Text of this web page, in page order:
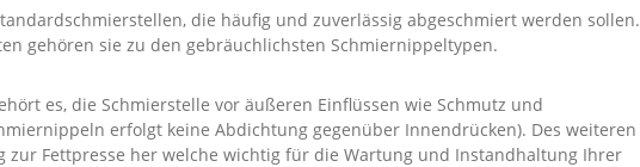
die häufig und zuverlässig abgeschmiert werden sollen.
gehören sie zu den gebräuchlichsten Schmiernippeltypen.
es, die Schmierstelle vor äußeren Einflüssen wie Schmutz und
erfolgt keine Abdichtung gegenüber Innendrücken). Des weiteren
zur Fettpresse her welche wichtig für die Wartung und Instandhaltung Ihrer